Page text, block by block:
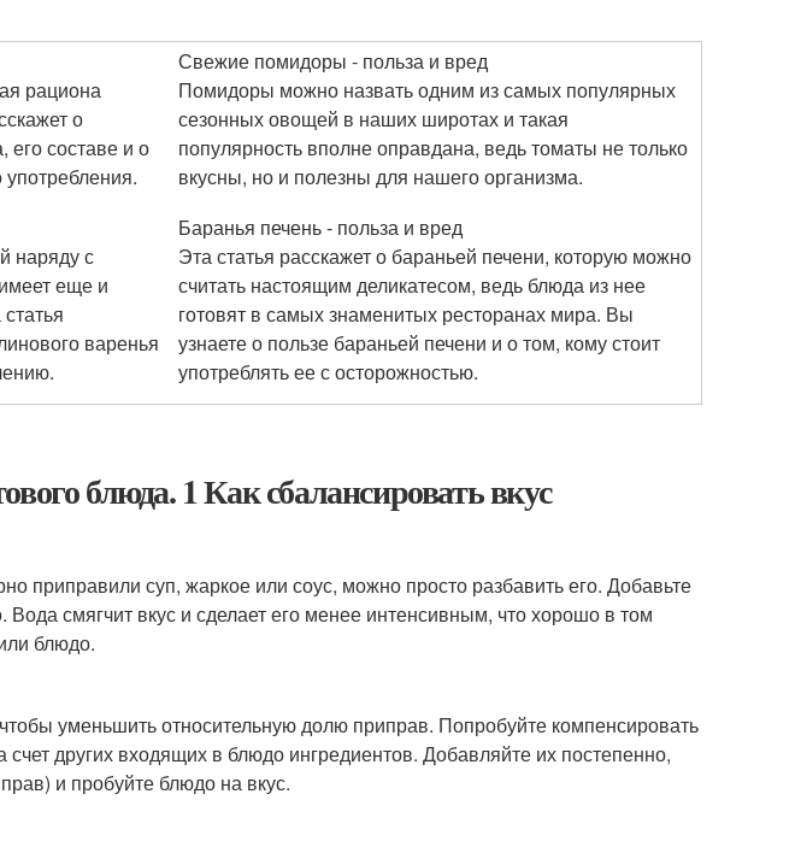
рациона
о
его составе и о
употребления.
Свежие помидоры - польза и вред
Помидоры можно назвать одним из самых популярных
сезонных овощей в наших широтах и такая
популярность вполне оправдана, ведь томаты не только
вкусны, но и полезны для нашего организма.
наряду с
еще и
варенья
Баранья печень - польза и вред
Эта статья расскажет о бараньей печени, которую можно
считать настоящим деликатесом, ведь блюда из нее
готовят в самых знаменитых ресторанах мира. Вы
узнаете о пользе бараньей печени и о том, кому стоит
употреблять ее с осторожностью.
блюда. 1 Как сбалансировать вкус
приправили суп, жаркое или соус, можно просто разбавить его. Добавьте
смягчит вкус и сделает его менее интенсивным, что хорошо в том
блюдо.
уменьшить относительную долю приправ. Попробуйте компенсировать
счет других входящих в блюдо ингредиентов. Добавляйте их постепенно,
и пробуйте блюдо на вкус.